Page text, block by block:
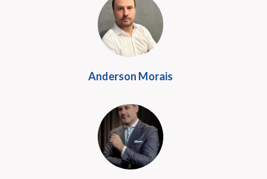
Anderson Morais